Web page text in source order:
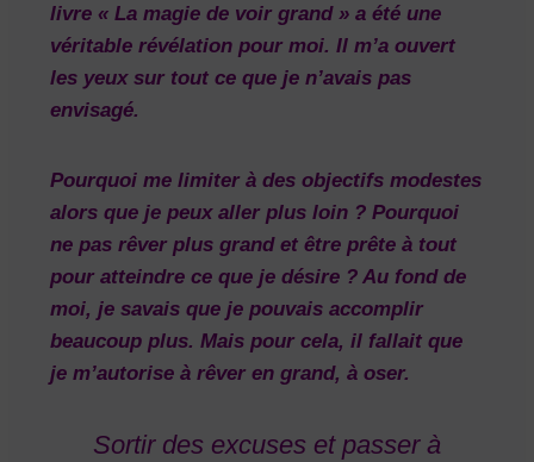
livre « La magie de voir grand » a été une
véritable révélation pour moi. Il m’a ouvert
les yeux sur tout ce que je n’avais pas
envisagé.
Pourquoi me limiter à des objectifs modestes
alors que je peux aller plus loin ? Pourquoi
ne pas rêver plus grand et être prête à tout
pour atteindre ce que je désire ? Au fond de
moi, je savais que je pouvais accomplir
beaucoup plus. Mais pour cela, il fallait que
je m’autorise à rêver en grand, à oser.
Sortir des excuses et passer à